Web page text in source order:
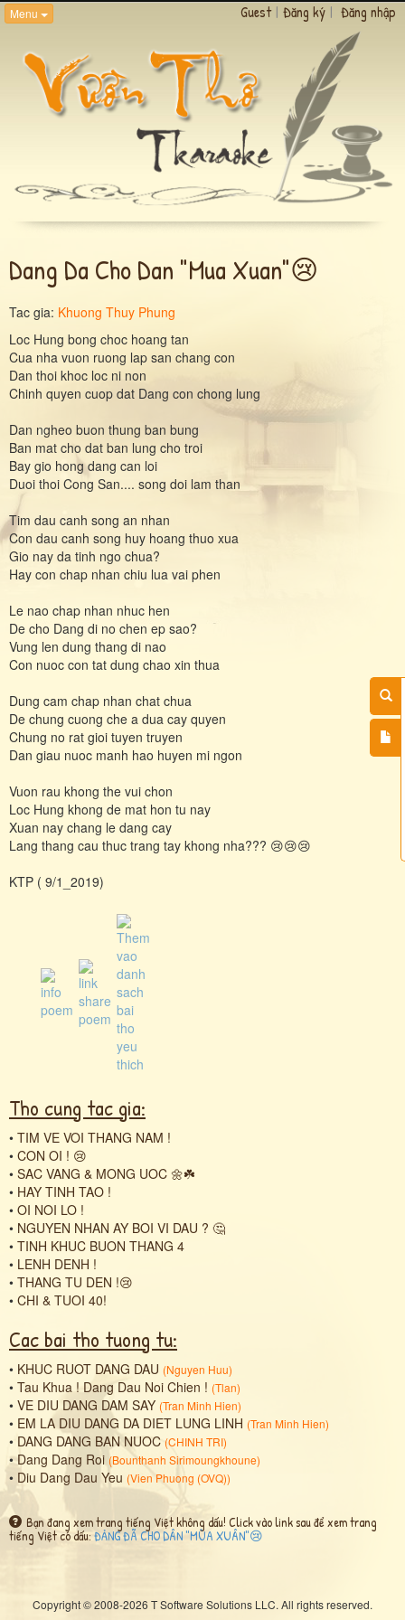
Menu Guest | Đăng ký | Đăng nhập
Dang Da Cho Dan "mua Xuan"😢
Tac gia: Khuong Thuy Phung
Loc Hung bong choc hoang tan
Cua nha vuon ruong lap san chang con
Dan thoi khoc loc ni non
Chinh quyen cuop dat Dang con chong lung
Dan ngheo buon thung ban bung
Ban mat cho dat ban lung cho troi
Bay gio hong dang can loi
Duoi thoi Cong San.... song doi lam than
Tim dau canh song an nhan
Con dau canh song huy hoang thuo xua
Gio nay da tinh ngo chua?
Hay con chap nhan chiu lua vai phen
Le nao chap nhan nhuc hen
De cho Dang di no chen ep sao?
Vung len dung thang di nao
Con nuoc con tat dung chao xin thua
Dung cam chap nhan chat chua
De chung cuong che a dua cay quyen
Chung no rat gioi tuyen truyen
Dan giau nuoc manh hao huyen mi ngon
Vuon rau khong the vui chon
Loc Hung khong de mat hon tu nay
Xuan nay chang le dang cay
Lang thang cau thuc trang tay khong nha??? 😢😢😢
KTP ( 9/1_2019)
Tho cung tac gia:
• TIM VE VOI THANG NAM !
• CON OI ! 😢
• SAC VANG & MONG UOC 🌼☘️
• HAY TINH TAO !
• OI NOI LO !
• NGUYEN NHAN AY BOI VI DAU ? 🤔
• TINH KHUC BUON THANG 4
• LENH DENH !
• THANG TU DEN !😢
• CHI & TUOI 40!
Cac bai tho tuong tu:
• KHUC RUOT DANG DAU (Nguyen Huu)
• Tau Khua ! Dang Dau Noi Chien ! (Tlan)
• VE DIU DANG DAM SAY (Tran Minh Hien)
• EM LA DIU DANG DA DIET LUNG LINH (Tran Minh Hien)
• DANG DANG BAN NUOC (CHINH TRI)
•Dang Dang Roi (Bounthanh Sirimoungkhoune)
• Diu Dang Dau Yeu (Vien Phuong (OVQ))
Bạn đang xem trang tiếng Việt không dấu! Click vào link sau để xem trang
tiếng Việt có dấu: ĐẢNG ĐÃ CHO DÂN "MÙA XUÂN"😢
Copyright © 2008-2026 T Software Solutions LLC. All rights reserved.